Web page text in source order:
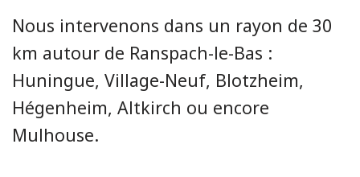
Nous intervenons dans un rayon de 30
km autour de Ranspach-le-Bas :
Huningue, Village-Neuf, Blotzheim,
Hégenheim, Altkirch ou encore
Mulhouse.